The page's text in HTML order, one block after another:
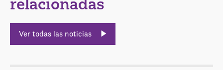
relacionadas
Ver todas las noticias